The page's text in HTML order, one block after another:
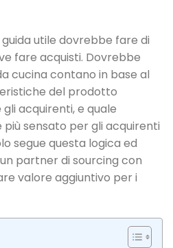
utile dovrebbe fare di
fare acquisti. Dovrebbe
cucina contano in base al
del prodotto
acquirenti, e quale
sensato per gli acquirenti
segue questa logica ed
partner di sourcing con
valore aggiuntivo per i